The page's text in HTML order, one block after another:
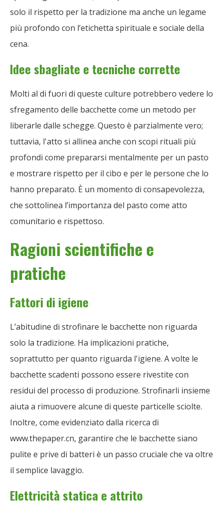
solo il rispetto per la tradizione ma anche un legame
più profondo con l’etichetta spirituale e sociale della
cena.
Idee sbagliate e tecniche corrette
Molti al di fuori di queste culture potrebbero vedere lo
sfregamento delle bacchette come un metodo per
liberarle dalle schegge. Questo è parzialmente vero;
tuttavia, l'atto si allinea anche con scopi rituali più
profondi come prepararsi mentalmente per un pasto
e mostrare rispetto per il cibo e per le persone che lo
hanno preparato. È un momento di consapevolezza,
che sottolinea l’importanza del pasto come atto
comunitario e rispettoso.
Ragioni scientifiche e
pratiche
Fattori di igiene
L’abitudine di strofinare le bacchette non riguarda
solo la tradizione. Ha implicazioni pratiche,
soprattutto per quanto riguarda l'igiene. A volte le
bacchette scadenti possono essere rivestite con
residui del processo di produzione. Strofinarli insieme
aiuta a rimuovere alcune di queste particelle sciolte.
Inoltre, come evidenziato dalla ricerca di
www.thepaper.cn, garantire che le bacchette siano
pulite e prive di batteri è un passo cruciale che va oltre
il semplice lavaggio.
Elettricità statica e attrito